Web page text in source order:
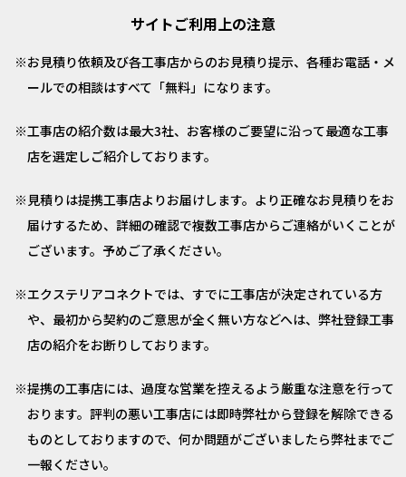
サイトご利用上の注意
お見積り依頼及び各工事店からのお見積り提示、各種お電話・メ
ールでの相談はすべて「無料」になります。
工事店の紹介数は最大3社、お客様のご要望に沿って最適な工事
店を選定しご紹介しております。
見積りは提携工事店よりお届けします。より正確なお見積りをお
届けするため、詳細の確認で複数工事店からご連絡がいくことが
ございます。予めご了承ください。
エクステリアコネクトでは、すでに工事店が決定されている方
や、最初から契約のご意思が全く無い方などへは、弊社登録工事
店の紹介をお断りしております。
提携の工事店には、過度な営業を控えるよう厳重な注意を行って
おります。評判の悪い工事店には即時弊社から登録を解除できる
ものとしておりますので、何か問題がございましたら弊社までご
一報ください。